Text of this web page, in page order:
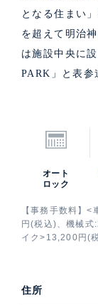
となる住まい
を超えて明治
は施設中央に
PARK」と表参
オート
ロック
【事務手数料】
円(税込)、機械
イク>13,200円(
住所